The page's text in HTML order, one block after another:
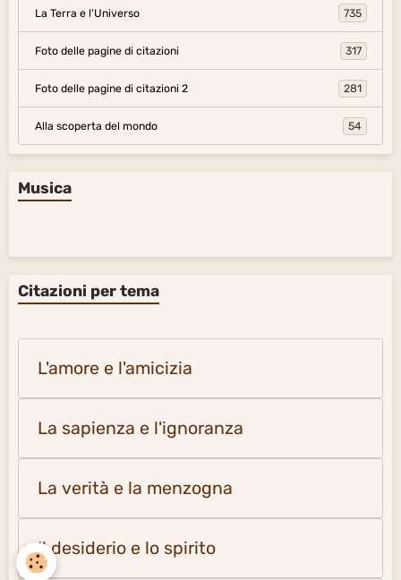
La Terra e l'Universo 735
Foto delle pagine di citazioni 317
Foto delle pagine di citazioni 2 281
Alla scoperta del mondo 54
Musica
Citazioni per tema
L'amore e l'amicizia
La sapienza e l'ignoranza
La verità e la menzogna
Il desiderio e lo spirito